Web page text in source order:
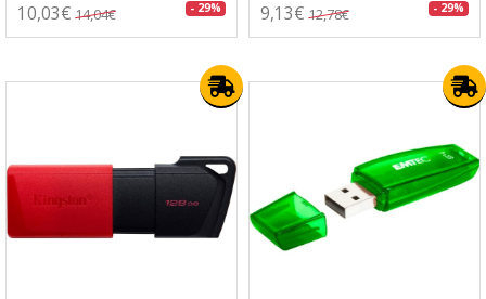
10,03€ 14,04€ - 29% 9,13€ 12,78€ - 29%